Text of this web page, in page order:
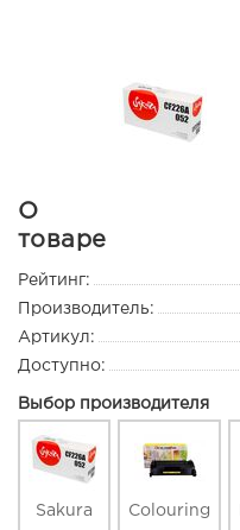
О
товаре
Рейтинг:
Производитель:
Артикул:
Доступно:
Выбор производителя
Sakura Colouring